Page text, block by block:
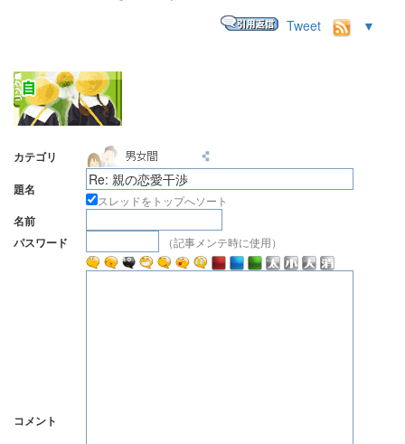
Tweet
▼
カテゴリ
題名
スレッドをトップへソート
名前
パスワード
（記事メンテ時に使用）
コメント